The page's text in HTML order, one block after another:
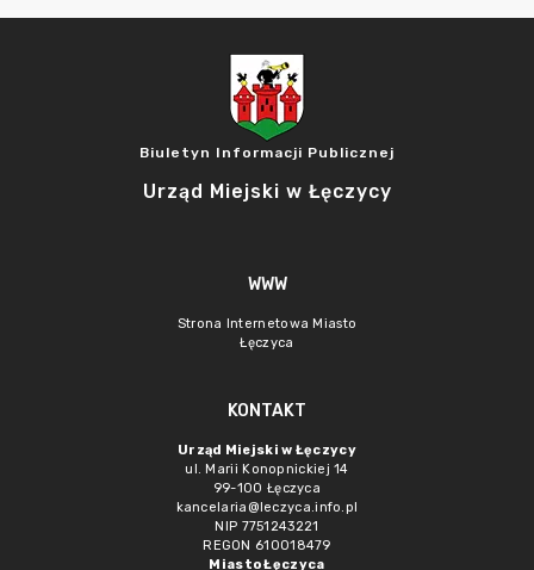
Biuletyn Informacji Publicznej
Urząd Miejski w Łęczycy
WWW
Strona Internetowa Miasto
Łęczyca
KONTAKT
Urząd Miejski w Łęczycy
ul. Marii Konopnickiej 14
99-100 Łęczyca
kancelaria@leczyca.info.pl
NIP 7751243221
REGON 610018479
Miasto Łęczyca